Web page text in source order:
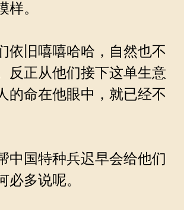
样。
依旧嘻嘻哈哈，自然也不
反正从他们接下这单生意
的命在他眼中，就已经不
中国特种兵迟早会给他们
必多说呢。